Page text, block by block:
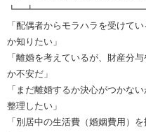
「配偶者からモラハラを受けて
か知りたい」
「離婚を考えているが、財産分
か不安だ」
「まだ離婚するか決心がつかな
整理したい」
「別居中の生活費（婚姻費用）